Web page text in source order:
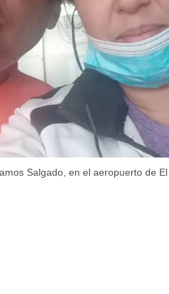
Salgado, en el aeropuerto de